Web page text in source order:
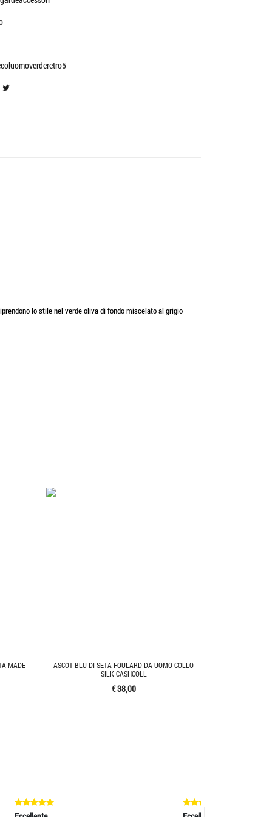
lo stile nel verde oliva di fondo miscelato al grigio
MADE
ASCOT BLU DI SETA FOULARD DA UOMO COLLO
SILK CASHCOLL
€ 38,00